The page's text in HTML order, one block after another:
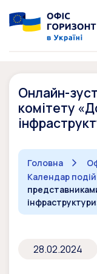
Онлайн-
комітету
Головна
Календар подій
28.02.2024